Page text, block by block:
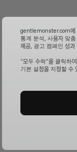
gentlemonster.com에
통계 분석, 사용자 맞
제공, 광고 캠페인 성과
"모두 수락"을 클릭하
기본 설정을 지정할 수